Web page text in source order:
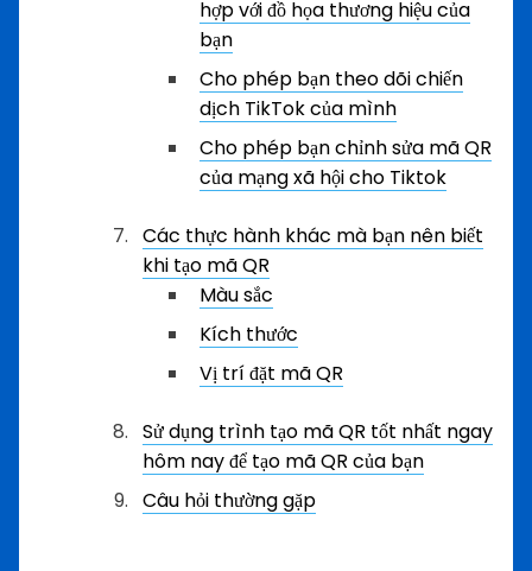
hợp với đồ họa thương hiệu của
bạn
Cho phép bạn theo dõi chiến
dịch TikTok của mình
Cho phép bạn chỉnh sửa mã QR
của mạng xã hội cho Tiktok
Các thực hành khác mà bạn nên biết
khi tạo mã QR
Màu sắc
Kích thước
Vị trí đặt mã QR
Sử dụng trình tạo mã QR tốt nhất ngay
hôm nay để tạo mã QR của bạn
Câu hỏi thường gặp